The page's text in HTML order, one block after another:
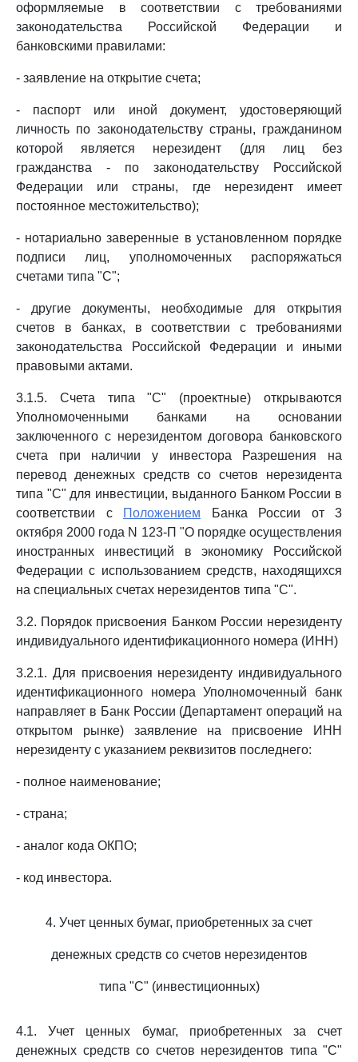
оформляемые в соответствии с требованиями
законодательства Российской Федерации и
банковскими правилами:
- заявление на открытие счета;
- паспорт или иной документ, удостоверяющий
личность по законодательству страны, гражданином
которой является нерезидент (для лиц без
гражданства - по законодательству Российской
Федерации или страны, где нерезидент имеет
постоянное местожительство);
- нотариально заверенные в установленном порядке
подписи лиц, уполномоченных распоряжаться
счетами типа "С";
- другие документы, необходимые для открытия
счетов в банках, в соответствии с требованиями
законодательства Российской Федерации и иными
правовыми актами.
3.1.5. Счета типа "С" (проектные) открываются
Уполномоченными банками на основании
заключенного с нерезидентом договора банковского
счета при наличии у инвестора Разрешения на
перевод денежных средств со счетов нерезидента
типа "С" для инвестиции, выданного Банком России в
соответствии с
Положением Банка России от 3
октября 2000 года N 123-П "О порядке осуществления
иностранных инвестиций в экономику Российской
Федерации с использованием средств, находящихся
на специальных счетах нерезидентов типа "С".
3.2. Порядок присвоения Банком России нерезиденту
индивидуального идентификационного номера (ИНН)
3.2.1. Для присвоения нерезиденту индивидуального
идентификационного номера Уполномоченный банк
направляет в Банк России (Департамент операций на
открытом рынке) заявление на присвоение ИНН
нерезиденту с указанием реквизитов последнего:
- полное наименование;
- страна;
- аналог кода ОКПО;
- код инвестора.
4. Учет ценных бумаг, приобретенных за счет
денежных средств со счетов нерезидентов
типа "С" (инвестиционных)
4.1. Учет ценных бумаг, приобретенных за счет
денежных средств со счетов нерезидентов типа "С"